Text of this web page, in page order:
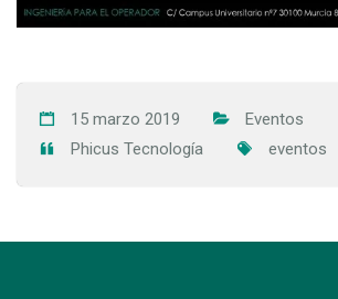
15 marzo 2019
Eventos
Phicus Tecnología
eventos